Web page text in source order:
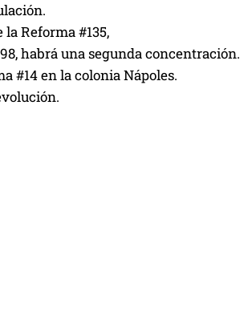
Reforma #135,
habrá una segunda concentración.
#14 en la colonia Nápoles.